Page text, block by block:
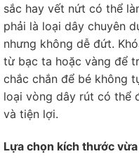
sắc hay vết nứt có thể
phải là loại dây chuyên
nhưng không dễ đứt.
từ bạc ta hoặc vàng để
chắc chắn để bé không
loại vòng dây rút có thể
và tiện lợi.
Lựa chọn kích thước